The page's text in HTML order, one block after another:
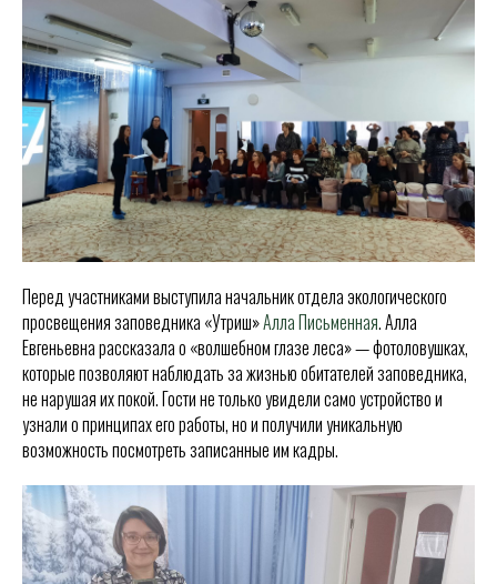
Перед участниками выступила начальник отдела экологического
просвещения заповедника «Утриш»Алла Письменная. Алла
Евгеньевна рассказала о «волшебном глазе леса» — фотоловушках,
которые позволяют наблюдать за жизнью обитателей заповедника,
не нарушая их покой. Гости не только увидели само устройство и
узнали о принципах его работы, но и получили уникальную
возможность посмотреть записанные им кадры.